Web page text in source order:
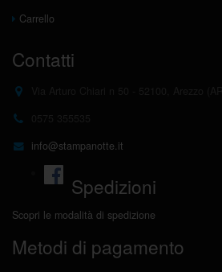
Carrello
Contatti
info@stampanotte.it
Spedizioni
Scopri le modalità di spedizione
Metodi di pagamento